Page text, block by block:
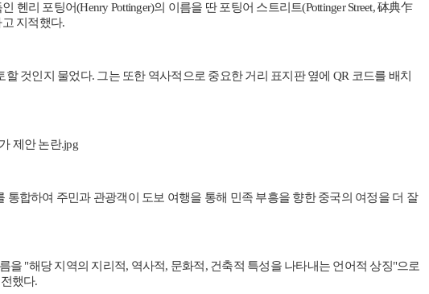
리 포팅어(Henry Pottinger)의 이름을 딴 포팅어 스트리트(Pottinger Street, 砵典乍
고 지적했다.
것인지 물었다. 그는 또한 역사적으로 중요한 거리 표지판 옆에 QR 코드를 배치
합하여 주민과 관광객이 도보 여행을 통해 민족 부흥을 향한 중국의 여정을 더 잘
을 "해당 지역의 지리적, 역사적, 문화적, 건축적 특성을 나타내는 언어적 상징"으로
했다.